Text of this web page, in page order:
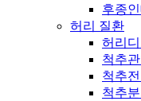
후종
허리 질환
허리
척추
척추
척추